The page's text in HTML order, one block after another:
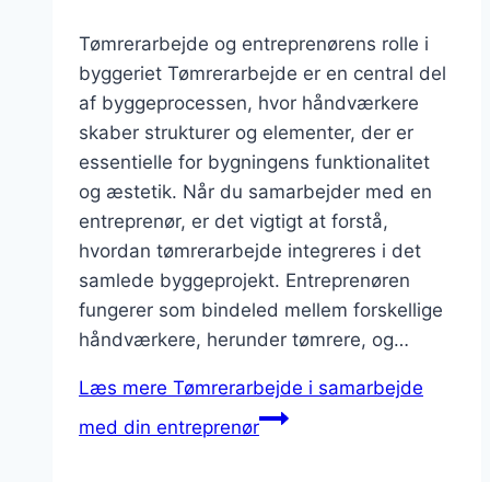
Tømrerarbejde og entreprenørens rolle i
byggeriet Tømrerarbejde er en central del
af byggeprocessen, hvor håndværkere
skaber strukturer og elementer, der er
essentielle for bygningens funktionalitet
og æstetik. Når du samarbejder med en
entreprenør, er det vigtigt at forstå,
hvordan tømrerarbejde integreres i det
samlede byggeprojekt. Entreprenøren
fungerer som bindeled mellem forskellige
håndværkere, herunder tømrere, og…
Læs mere Tømrerarbejde i samarbejde
med din entreprenør